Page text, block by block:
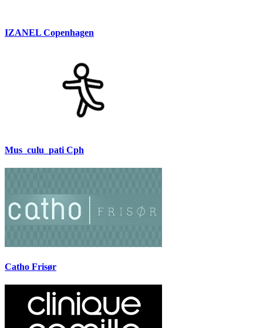
IZANEL Copenhagen
Mus_culu_pati Cph
Catho Frisør